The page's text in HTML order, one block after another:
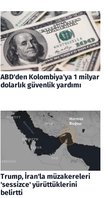
ABD'den Kolombiya'ya 1 milyar
dolarlık güvenlik yardımı
Trump, İran'la müzakereleri
'sessizce' yürüttüklerini
belirtti